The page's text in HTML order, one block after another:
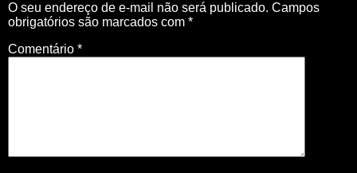
O seu endereço de e-mail não será publicado. Campos
obrigatórios são marcados com *
Comentário *